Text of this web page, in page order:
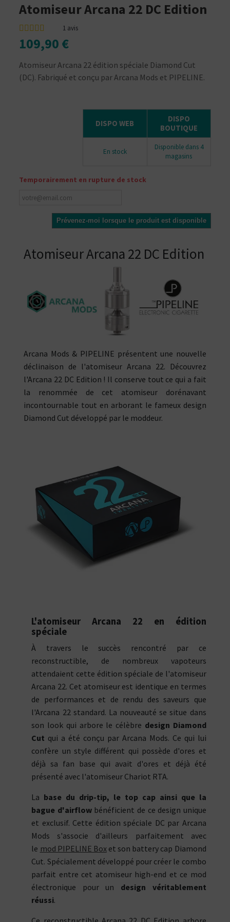
Atomiseur Arcana 22 DC Edition
1 avis
109,90 €
Atomiseur Arcana 22 édition spéciale Diamond Cut
(DC). Fabriqué et conçu par Arcana Mods et PIPELINE.
DISPO WEB
DISPO
BOUTIQUE
En stock
Disponible dans 4
magasins
Temporairement en rupture de stock
Prévenez-moi lorsque le produit est disponible
Atomiseur Arcana 22 DC Edition
Arcana Mods & PIPELINE présentent une nouvelle
déclinaison de l'atomiseur Arcana 22. Découvrez
l'Arcana 22 DC Edition ! Il conserve tout ce qui a fait
la renommée de cet atomiseur dorénavant
incontournable tout en arborant le fameux design
Diamond Cut développé par le moddeur.
L'atomiseur Arcana 22 en édition
spéciale
À travers le succès rencontré par ce
reconstructible, de nombreux vapoteurs
attendaient cette édition spéciale de l'atomiseur
Arcana 22. Cet atomiseur est identique en termes
de performances et de rendu des saveurs que
l'Arcana 22 standard. La nouveauté se situe dans
son look qui arbore le célèbre design Diamond
Cut qui a été conçu par Arcana Mods. Ce qui lui
confère un style différent qui possède d'ores et
déjà sa fan base qui avait d'ores et déjà été
présenté avec l'atomiseur Chariot RTA.
La base du drip-tip, le top cap ainsi que la
bague d'airflowbénéficient de ce design unique
et exclusif. Cette édition spéciale DC par Arcana
Mods s'associe d'ailleurs parfaitement avec
le mod PIPELINE Boxet son battery cap Diamond
Cut. Spécialement développé pour créer le combo
parfait entre cet atomiseur high-end et ce mod
électronique pour un design véritablement
réussi.